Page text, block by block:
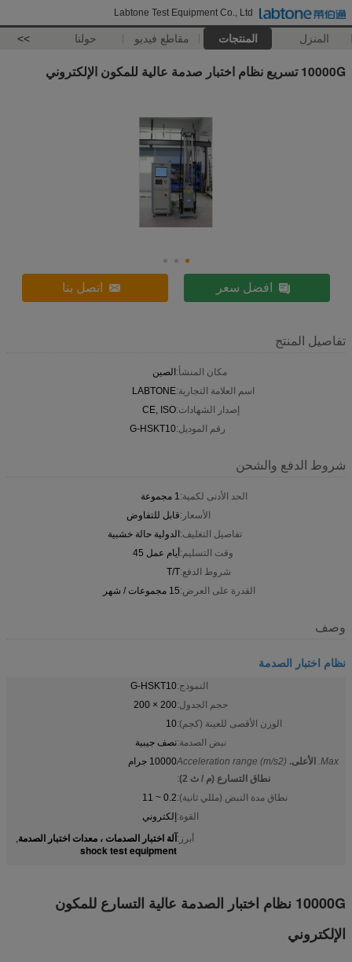
Labtone Test Equipment Co., Ltd
المنزل المنتجات مقاطع فيديو حولنا >>
10000G تسريع نظام اختبار صدمة عالية للمكون الإلكتروني
افضل سعر اتصل بنا
تفاصيل المنتج
مكان المنشأ:الصين
اسم العلامة التجارية:LABTONE
إصدار الشهادات:CE, ISO
رقم الموديل:G-HSKT10
شروط الدفع والشحن
الحد الأدنى لكمية:1 مجموعة
الأسعار:قابل للتفاوض
تفاصيل التغليف:الدولية حالة خشبية
وقت التسليم:أيام عمل 45
شروط الدفع:T/T
القدرة على العرض:15 مجموعات / شهر
وصف
نظام اختبار الصدمة
النموذج:G-HSKT10
حجم الجدول:200 × 200
الوزن الأقصى للعينة (كجم):10
نبض الصدمة:نصف جيبية
Max. الأعلى. Acceleration range (m/s2)
نطاق التسارع (م / ث 2)
:
10000 جرام
نطاق مدة النبض (مللي ثانية):0.2 ~ 11
القوة:إلكتروني
أبرز:آلة اختبار الصدمات ، معدات اختبار الصدمة,
shock test equipment
10000G نظام اختبار الصدمة عالية التسارع للمكون
الإلكتروني